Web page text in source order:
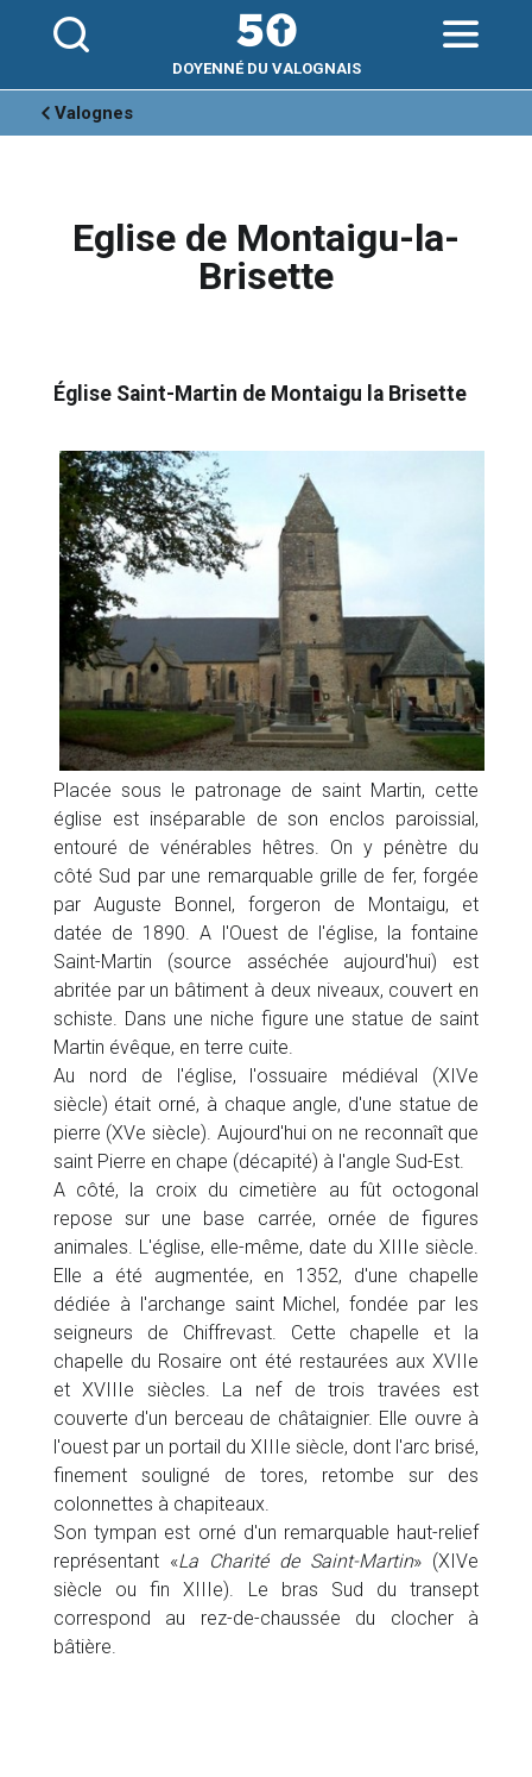
personnels
DOYENNÉ DU VALOGNAIS
Valognes
Eglise de Montaigu-la-
Brisette
Église Saint-Martin de Montaigu la Brisette
Placée sous le patronage de saint Martin, cette
église est inséparable de son enclos paroissial,
entouré de vénérables hêtres. On y pénètre du
côté Sud par une remarquable grille de fer, forgée
par Auguste Bonnel, forgeron de Montaigu, et
datée de 1890. A l'Ouest de l'église, la fontaine
Saint-Martin (source asséchée aujourd'hui) est
abritée par un bâtiment à deux niveaux, couvert en
schiste. Dans une niche figure une statue de saint
Martin évêque, en terre cuite.
Au nord de l'église, l'ossuaire médiéval (XIVe
siècle) était orné, à chaque angle, d'une statue de
pierre (XVe siècle). Aujourd'hui on ne reconnaît que
saint Pierre en chape (décapité) à l'angle Sud-Est.
A côté, la croix du cimetière au fût octogonal
repose sur une base carrée, ornée de figures
animales. L'église, elle-même, date du XIIIe siècle.
Elle a été augmentée, en 1352, d'une chapelle
dédiée à l'archange saint Michel, fondée par les
seigneurs de Chiffrevast. Cette chapelle et la
chapelle du Rosaire ont été restaurées aux XVIIe
et XVIIIe siècles. La nef de trois travées est
couverte d'un berceau de châtaignier. Elle ouvre à
l'ouest par un portail du XIIIe siècle, dont l'arc brisé,
finement souligné de tores, retombe sur des
colonnettes à chapiteaux.
Son tympan est orné d'un remarquable haut-relief
représentant «La Charité de Saint-Martin» (XIVe
siècle ou fin XIIIe). Le bras Sud du transept
correspond au rez-de-chaussée du clocher à
bâtière.